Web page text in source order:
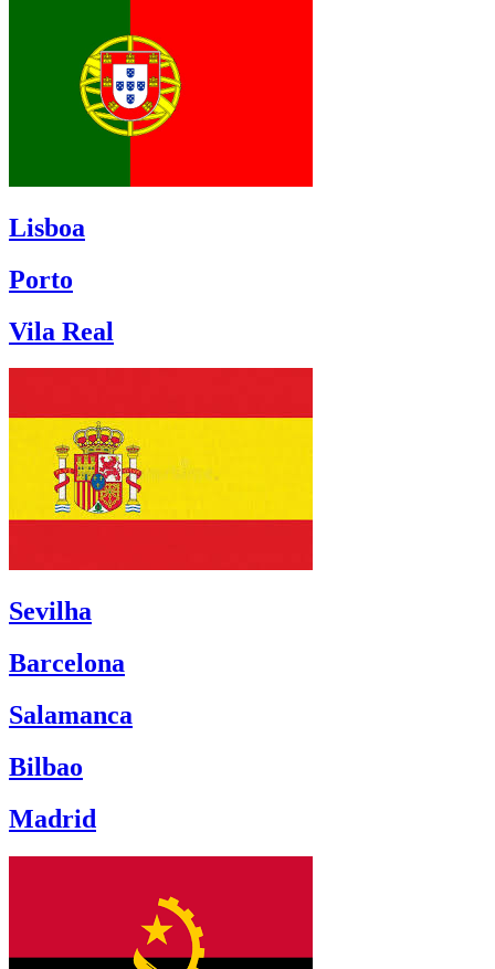
Lisboa
Porto
Vila Real
Sevilha
Barcelona
Salamanca
Bilbao
Madrid